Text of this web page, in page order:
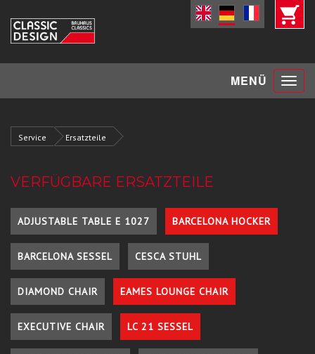
MENÜ Toggle
Service Ersatzteile
VERFÜGBARE ERSATZTEILE
ADJUSTABLE TABLE E 1027 BARCELONA HOCKER
BARCELONA SESSEL CESCA STUHL
DIAMOND CHAIR EAMES LOUNGE CHAIR
EXECUTIVE CHAIR LC 21 SESSEL